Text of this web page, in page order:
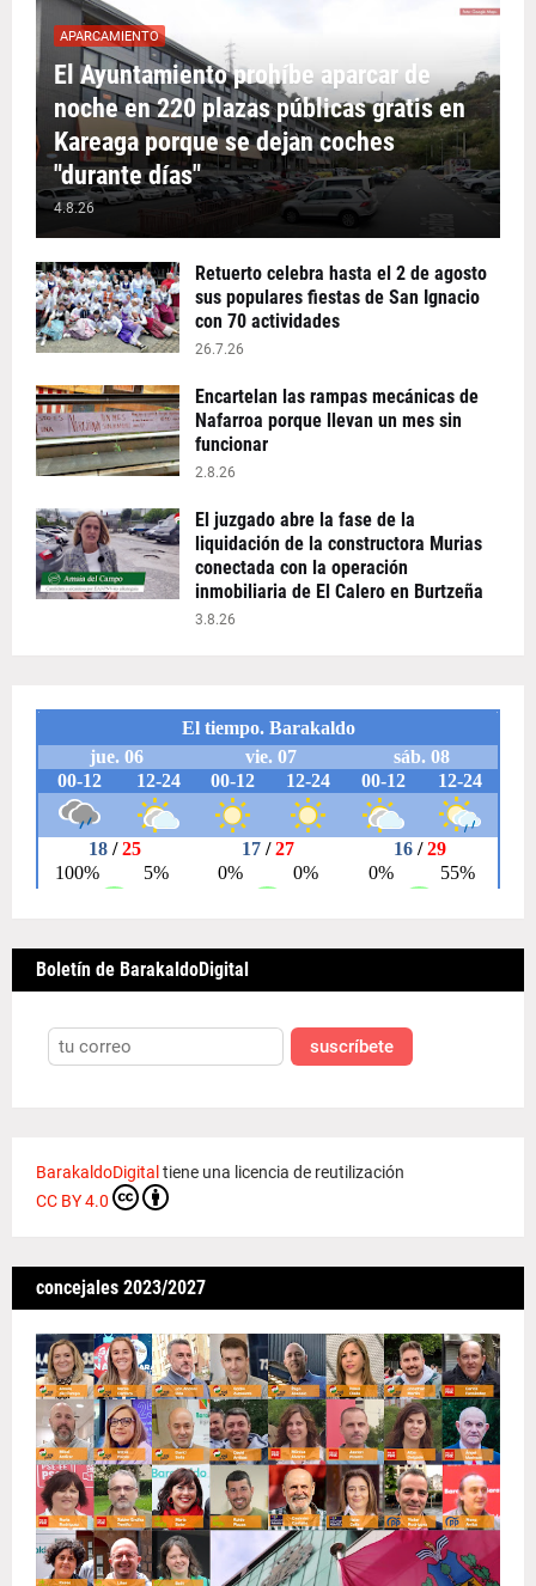
APARCAMIENTO
El Ayuntamiento prohíbe aparcar de
noche en 220 plazas públicas gratis en
Kareaga porque se dejan coches
"durante días"
4.8.26
Retuerto celebra hasta el 2 de agosto
sus populares fiestas de San Ignacio
con 70 actividades
26.7.26
Encartelan las rampas mecánicas de
Nafarroa porque llevan un mes sin
funcionar
2.8.26
El juzgado abre la fase de la
liquidación de la constructora Murias
conectada con la operación
inmobiliaria de El Calero en Burtzeña
3.8.26
Boletín de BarakaldoDigital
suscríbete
BarakaldoDigital tiene una licencia de reutilización
CC BY 4.0
concejales 2023/2027